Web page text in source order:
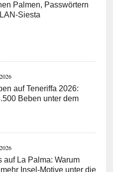
Palmen, Passwörtern
Siesta
auf Teneriffa 2026:
Beben unter dem
auf La Palma: Warum
Insel-Motive unter die